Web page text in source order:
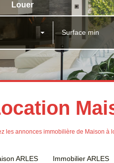
Louer
les annonces immobilière de Maison à
ARLES Immobilier ARLES